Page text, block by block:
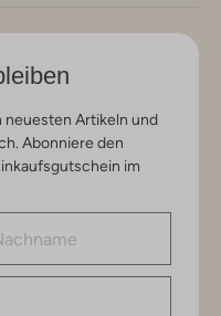
neuesten Artikeln und
Abonniere den
im